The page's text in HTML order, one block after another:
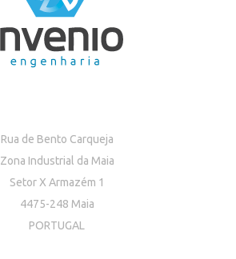
Rua de Bento Carqueja
Zona Industrial da Maia
Setor X Armazém 1
4475-248 Maia
PORTUGAL